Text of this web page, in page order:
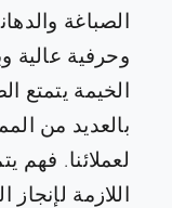
الصباغة
وحرفية
الخيمة يتمتع
بالعديد من
لعملائنا. فهم
اللازمة